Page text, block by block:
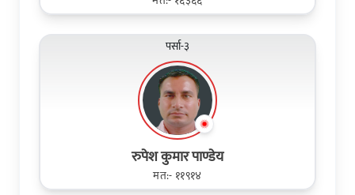
पर्सा-३
रुपेश कुमार पाण्डेय
मत:- ११९१४